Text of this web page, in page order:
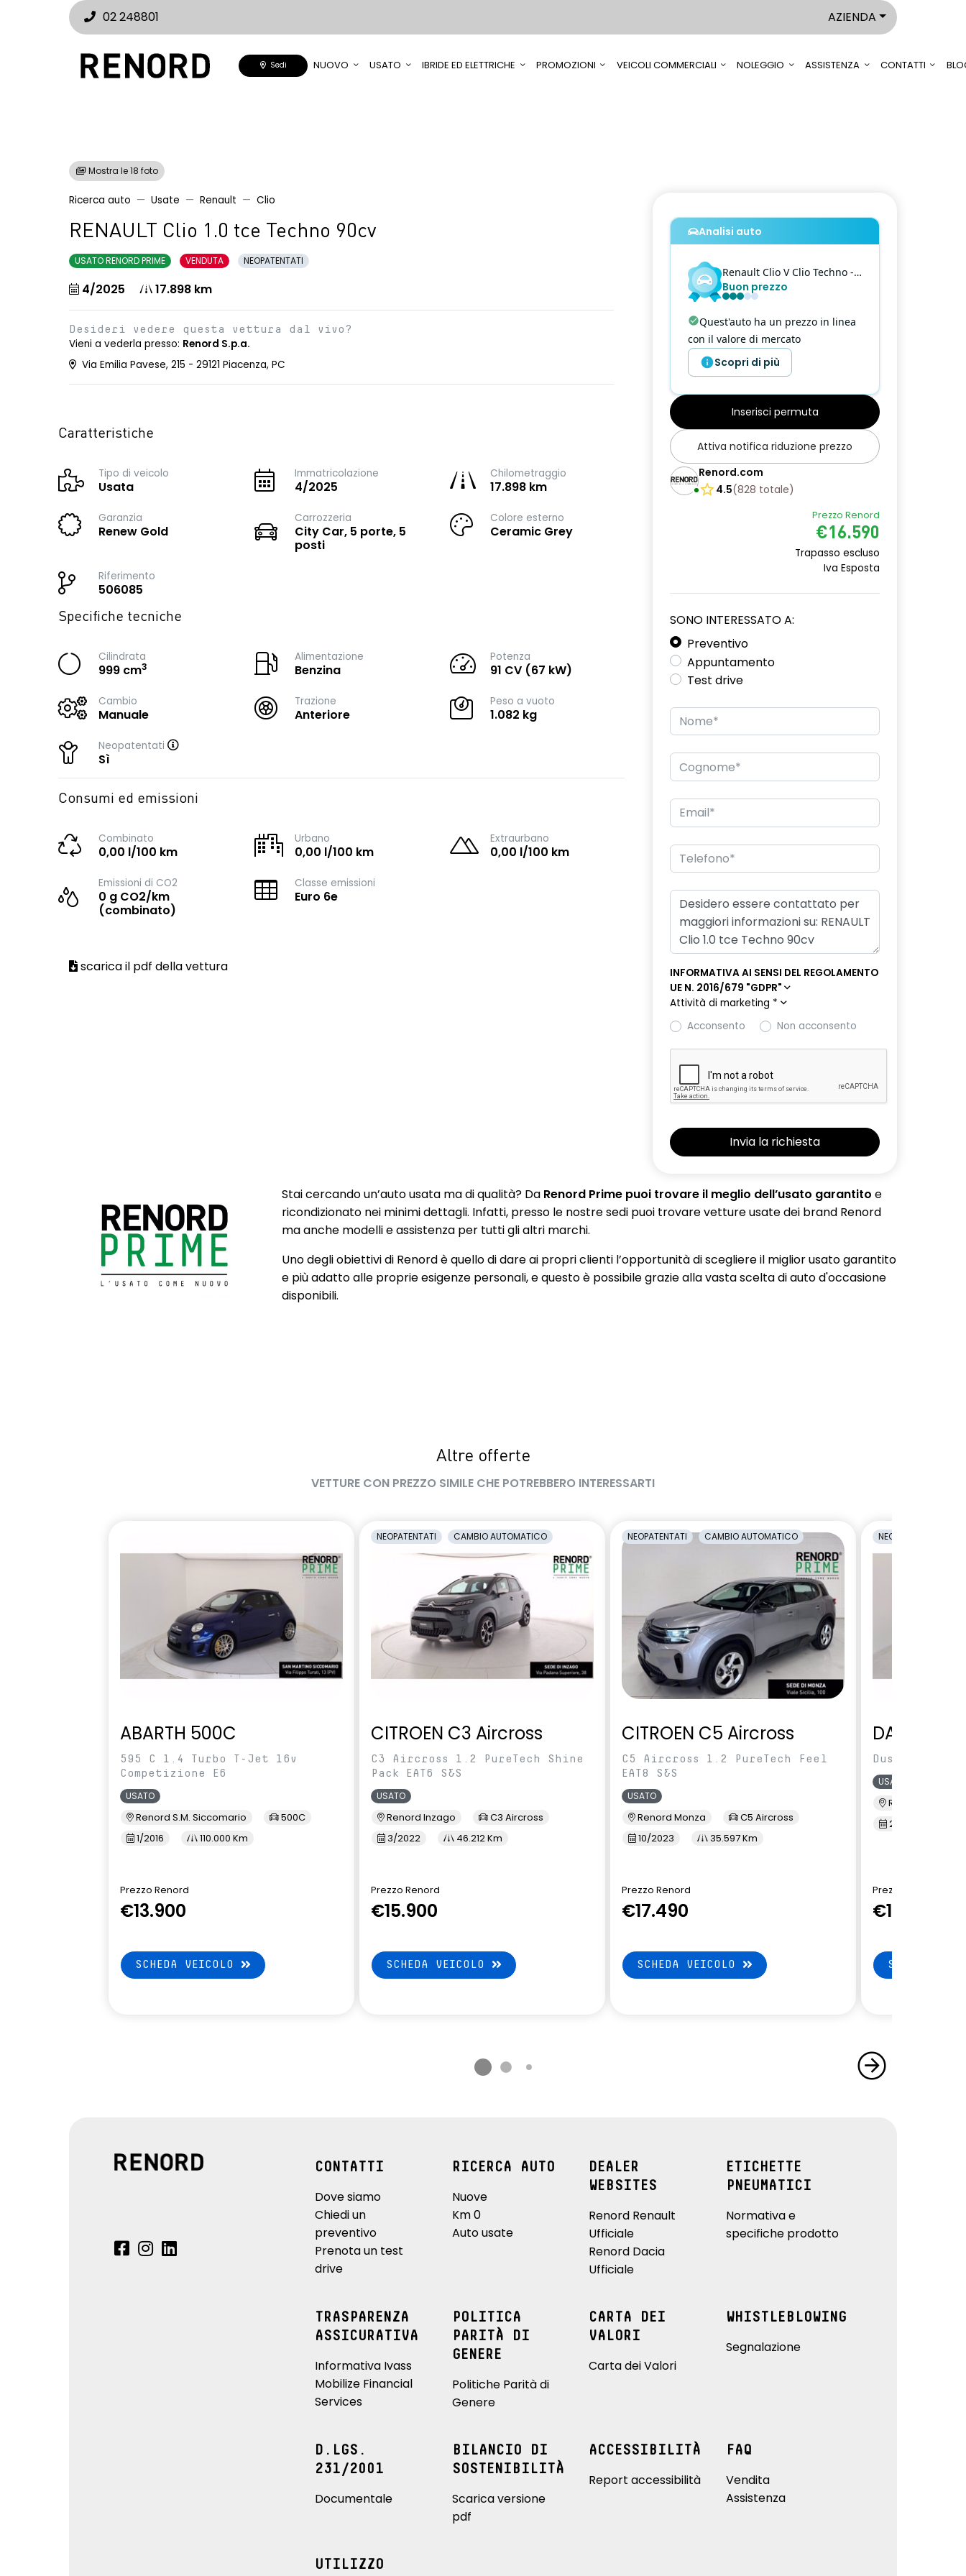
02 248801 AZIENDA
Sedi NUOVO USATO IBRIDE ED ELETTRICHE PROMOZIONI VEICOLI COMMERCIALI NOLEGGIO ASSISTENZA CONTATTI
Mostra le 18 foto
Ricerca auto Usate Renault Clio
RENAULT Clio 1.0 tce Techno 90cv
USATO RENORD PRIME VENDUTA NEOPATENTATI
4/2025 17.898 km
Desideri vedere questa vettura dal vivo?
Vieni a vederla presso: Renord S.p.a.
Via Emilia Pavese, 215 - 29121 Piacenza, PC
Caratteristiche
Tipo di veicolo
Usata
Immatricolazione
4/2025
Chilometraggio
17.898 km
Garanzia
Renew Gold
Carrozzeria
City Car, 5 porte, 5
posti
Colore esterno
Ceramic Grey
Riferimento
506085
Specifiche tecniche
Cilindrata
999 cm3
Alimentazione
Benzina
Potenza
91 CV (67 kW)
Cambio
Manuale
Trazione
Anteriore
Peso a vuoto
1.082 kg
Neopatentati
Sì
Consumi ed emissioni
Combinato
0,00 l/100 km
Urbano
0,00 l/100 km
Extraurbano
0,00 l/100 km
Emissioni di CO2
0 g CO2/km
(combinato)
Classe emissioni
Euro 6e
scarica il pdf della vettura
Analisi auto
Renault Clio V Clio Techno - 1.0 tce Techno 90cv
Buon prezzo
Quest'auto ha un prezzo in linea
con il valore di mercato
Scopri di più
Inserisci permuta
Attiva notifica riduzione prezzo
Renord.com
4.5(828 totale)
Prezzo Renord
€16.590
Trapasso escluso
Iva Esposta
SONO INTERESSATO A:
Preventivo
Appuntamento
Test drive
INFORMATIVA AI SENSI DEL REGOLAMENTO
UE N. 2016/679 "GDPR"
Attività di marketing *
Acconsento
Non acconsento
Stai cercando un’auto usata ma di qualità? DaRenord Prime puoi trovare il meglio dell’usato garantito e
ricondizionato nei minimi dettagli. Infatti, presso le nostre sedi puoi trovare vetture usate dei brand Renord
ma anche modelli e assistenza per tutti gli altri marchi.
Uno degli obiettivi di Renord è quello di dare ai propri clienti l’opportunità di scegliere il miglior usato garantito
e più adatto alle proprie esigenze personali, e questo è possibile grazie alla vasta scelta di auto d'occasione
disponibili.
Altre offerte
VETTURE CON PREZZO SIMILE CHE POTREBBERO INTERESSARTI
ABARTH 500C
595 C 1.4 Turbo T-Jet 16v
Competizione E6
USATO
Renord S.M. Siccomario
500C
1/2016
110.000 Km
Prezzo Renord
€13.900
SCHEDA VEICOLO
NEOPATENTATI CAMBIO AUTOMATICO
CITROEN C3 Aircross
C3 Aircross 1.2 PureTech Shine
Pack EAT6 S&S
USATO
Renord Inzago
C3 Aircross
3/2022
46.212 Km
Prezzo Renord
€15.900
SCHEDA VEICOLO
NEOPATENTATI CAMBIO AUTOMATICO
CITROEN C5 Aircross
C5 Aircross 1.2 PureTech Feel
EAT8 S&S
USATO
Renord Monza
C5 Aircross
10/2023
35.597 Km
Prezzo Renord
€17.490
SCHEDA VEICOLO
NEOPATENTATI
DACIA
Duster 1.0
USATO
Renord S.M.
2/2022
Prezzo Renord
€13.900
SCHEDA
CONTATTI
Dove siamo
Chiedi un
preventivo
Prenota un test
drive
RICERCA AUTO
Nuove
Km 0
Auto usate
DEALER
WEBSITES
Renord Renault
Ufficiale
Renord Dacia
Ufficiale
ETICHETTE
PNEUMATICI
Normativa e
specifiche prodotto
TRASPARENZA
ASSICURATIVA
Informativa Ivass
Mobilize Financial
Services
POLITICA
PARITÀ DI
GENERE
Politiche Parità di
Genere
CARTA DEI
VALORI
Carta dei Valori
WHISTLEBLOWING
Segnalazione
D.LGS.
231/2001
Documentale
BILANCIO DI
SOSTENIBILITÀ
Scarica versione
pdf
ACCESSIBILITÀ
Report accessibilità
FAQ
Vendita
Assistenza
UTILIZZO